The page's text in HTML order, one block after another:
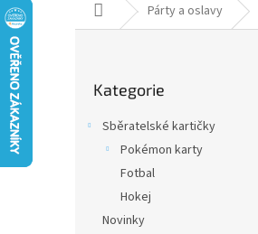
Domů Párty a oslavy
kategorie
Kategorie
Sběratelské kartičky
Pokémon karty
Fotbal
Hokej
Novinky